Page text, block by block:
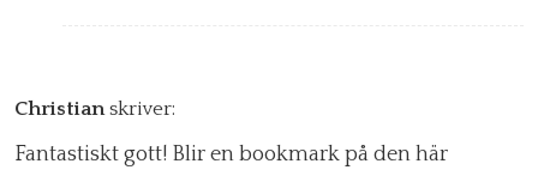
Christian skriver:
Fantastiskt gott! Blir en bookmark på den här